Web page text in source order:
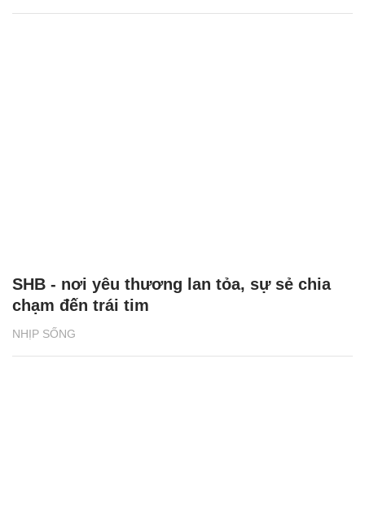
NHỊP SỐNG
SHB - nơi yêu thương lan tỏa, sự sẻ chia
chạm đến trái tim